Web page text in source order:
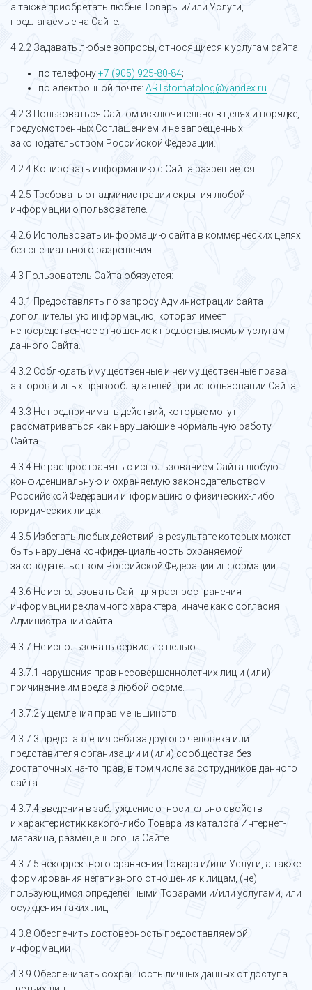
а также приобретать любые Товары и/или Услуги,
предлагаемые на Сайте.
4.2.2 Задавать любые вопросы, относящиеся к услугам сайта:
по телефону:+7 (905) 925-80-84;
по электронной почте: ARTstomatolog@yandex.ru
4.2.3 Пользоваться Сайтом исключительно в целях и порядке,
предусмотренных Соглашением и не запрещенных
законодательством Российской Федерации.
4.2.4 Копировать информацию с Сайта разрешается.
4.2.5 Требовать от администрации скрытия любой
информации о пользователе.
4.2.6 Использовать информацию сайта в коммерческих целях
без специального разрешения.
4.3 Пользователь Сайта обязуется:
4.3.1 Предоставлять по запросу Администрации сайта
дополнительную информацию, которая имеет
непосредственное отношение к предоставляемым услугам
данного Сайта.
4.3.2 Соблюдать имущественные и неимущественные права
авторов и иных правообладателей при использовании Сайта.
4.3.3 Не предпринимать действий, которые могут
рассматриваться как нарушающие нормальную работу
Сайта.
4.3.4 Не распространять с использованием Сайта любую
конфиденциальную и охраняемую законодательством
Российской Федерации информацию о физических-либо
юридических лицах.
4.3.5 Избегать любых действий, в результате которых может
быть нарушена конфиденциальность охраняемой
законодательством Российской Федерации информации.
4.3.6 Не использовать Сайт для распространения
информации рекламного характера, иначе как с согласия
Администрации сайта.
4.3.7 Не использовать сервисы с целью:
4.3.7.1 нарушения прав несовершеннолетних лиц и (или)
причинение им вреда в любой форме.
4.3.7.2 ущемления прав меньшинств.
4.3.7.3 представления себя за другого человека или
представителя организации и (или) сообщества без
достаточных на-то прав, в том числе за сотрудников данного
сайта.
4.3.7.4 введения в заблуждение относительно свойств
и характеристик какого-либо Товара из каталога Интернет-
магазина, размещенного на Сайте.
4.3.7.5 некорректного сравнения Товара и/или Услуги, а также
формирования негативного отношения к лицам, (не)
пользующимся определенными Товарами и/или услугами, или
осуждения таких лиц.
4.3.8 Обеспечить достоверность предоставляемой
информации
4.3.9 Обеспечивать сохранность личных данных от доступа